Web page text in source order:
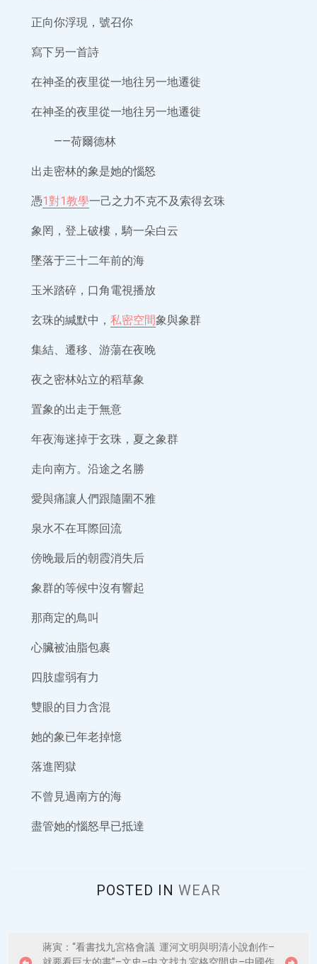
正向你浮現，號召你
寫下另一首詩
在神圣的夜里從一地往另一地遷徙
在神圣的夜里從一地往另一地遷徙
——荷爾德林
出走密林的象是她的惱怒
憑1對1教學一己之力不克不及索得玄珠
象罔，登上破樓，騎一朵白云
墜落于三十二年前的海
玉米踏碎，口角電視播放
玄珠的緘默中， 私密空間象與象群
集結、遷移、游蕩在夜晚
夜之密林站立的稻草象
置象的出走于無意
年夜海迷掉于玄珠，夏之象群
走向南方。沿途之名勝
愛與痛讓人們跟隨圍不雅
泉水不在耳際回流
傍晚最后的朝霞消失后
象群的等候中沒有響起
那商定的鳥叫
心臟被油脂包裹
四肢虛弱有力
雙眼的目力含混
她的象已年老掉憶
落進罔獄
不曾見過南方的海
盡管她的惱怒早已抵達
POSTED IN WEAR
蔣寅：“看書找九宮格會議 運河文明與明清小說創作–